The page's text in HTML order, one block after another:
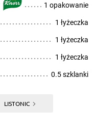
1 opakowanie
1 łyżeczka
1 łyżeczka
1 łyżeczka
0.5 szklanki
LISTONIC